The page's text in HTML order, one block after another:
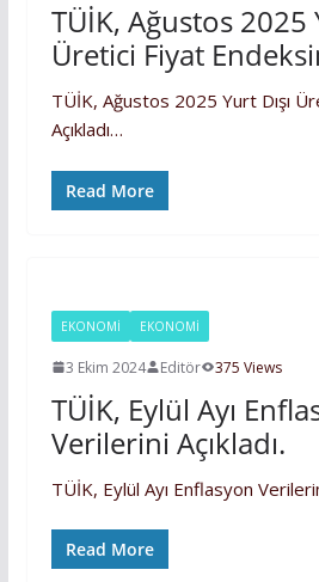
TÜİK, Ağustos 2025
Üretici Fiyat
TÜİK, Ağustos 2025 Yurt Dışı
Açıkladı…
Read More
EKONOMİ EKONOMI
3 Ekim 2024 Editör 375 Views
TÜİK, Eylül Ayı
Verilerini Açıkladı.
TÜİK, Eylül Ayı Enflasyon
Read More